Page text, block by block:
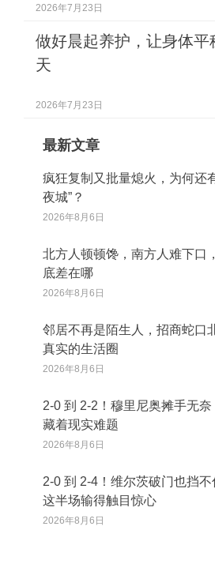
2026年7月23日
做好晨起养护，让身体平
天
2026年7月23日
最新文章
疯狂复制又批量熄火，为何还
夜城”？
2026年8月6日
北方人顿顿馋，南方人难下口
底差在哪
2026年8月6日
邻居不再是陌生人，招商蛇口
真实的生活圈
2026年8月6日
2‑0 到 2‑2！穆里尼奥摊手无
藏着现实难题
2026年8月6日
2‑0 到 2‑4！维尔茨破门也挡
这半场输得触目惊心
2026年8月6日